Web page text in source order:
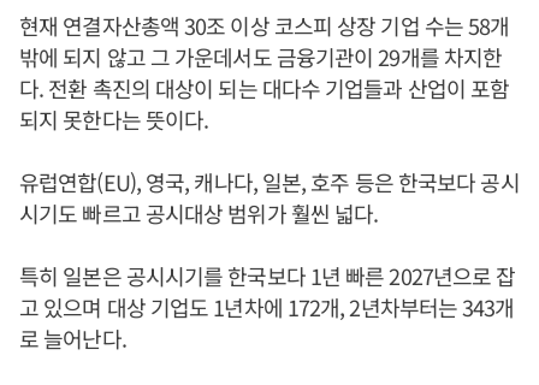
현재 연결자산총액 30조 이상 코스피 상장 기업 수는 58개
밖에 되지 않고 그 가운데서도 금융기관이 29개를 차지한
다. 전환 촉진의 대상이 되는 대다수 기업들과 산업이 포함
되지 못한다는 뜻이다.
유럽연합(EU), 영국, 캐나다, 일본, 호주 등은 한국보다 공시
시기도 빠르고 공시대상 범위가 훨씬 넓다.
특히 일본은 공시시기를 한국보다 1년 빠른 2027년으로 잡
고 있으며 대상 기업도 1년차에 172개, 2년차부터는 343개
로 늘어난다.